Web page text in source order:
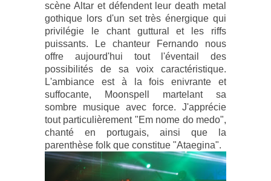
scène Altar et défendent leur death metal
gothique lors d'un set très énergique qui
privilégie le chant guttural et les riffs
puissants. Le chanteur Fernando nous
offre aujourd'hui tout l'éventail des
possibilités de sa voix caractéristique.
L'ambiance est à la fois enivrante et
suffocante, Moonspell martelant sa
sombre musique avec force. J'apprécie
tout particulièrement "Em nome do medo",
chanté en portugais, ainsi que la
parenthèse folk que constitue "Ataegina".